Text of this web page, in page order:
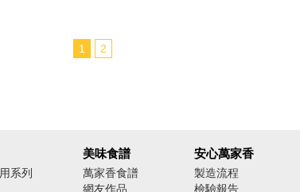
1 2
系列
美味食譜
萬家香食譜
網友作品
安心萬家香
製造流程
檢驗報告